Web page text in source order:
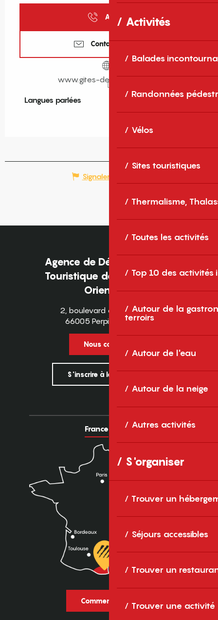
Activités
Balades
Randonnées
Vélos
Sites touristiques
Thermalisme,
Toutes les activités
Top 10 des activités
Autour de la
terroirs
Autour de l'eau
Autour de la neige
Autres activités
S'organiser
Trouver un
Séjours accessibles
Trouver un
Trouver une activité
Appeler
Contactez-nous
www.gites-de-france-sud.fr
Langues parlées
Langues parlées
Signaler une erreur
Agence de Développement
Touristique des Pyrénées-
Orientales
2, boulevard des Pyrénées
66005 Perpignan Cedex
Nous contacter
S'inscrire à la newsletter
France Europe
Comment venir ?